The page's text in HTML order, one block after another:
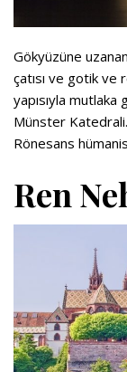
Gökyüzüne
çatısı ve gotik
yapısıyla
Münster
Rönesans
Ren